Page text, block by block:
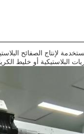
لإنتاج الصفائح
البلاستيكية أو خليط